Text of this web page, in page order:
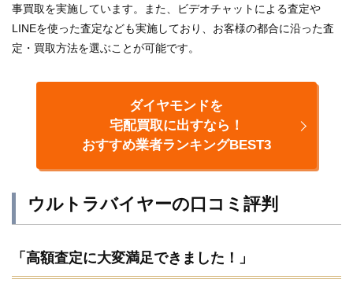
事買取を実施しています。また、ビデオチャットによる査定や
LINEを使った査定なども実施しており、お客様の都合に沿った査
定・買取方法を選ぶことが可能です。
ダイヤモンドを
宅配買取に出すなら！
おすすめ業者ランキングBEST3
ウルトラバイヤーの口コミ評判
「高額査定に大変満足できました！」